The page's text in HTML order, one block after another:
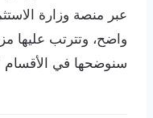
عبر منصة وزارة
واضح، وتترتب عليها
سنوضحها في الأقسام